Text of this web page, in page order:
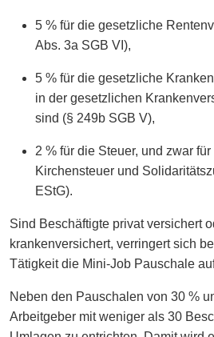
5 % für die gesetzliche
Abs. 3a SGB VI),
5 % für die gesetzliche
in der gesetzlichen
sind (§ 249b SGB V),
2 % für die Steuer, und zwar
Kirchensteuer und
EStG).
Sind Beschäftigte privat versichert
krankenversichert, verringert sich
Tätigkeit die Mini-Job Pauschale
Neben den Pauschalen von 30 %
Arbeitgeber mit weniger als 30